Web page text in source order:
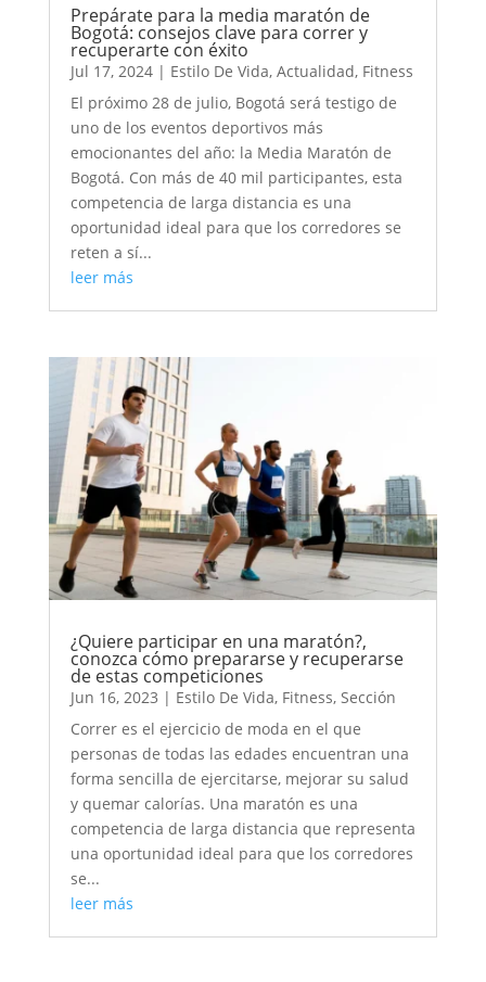
Prepárate para la media maratón de
Bogotá: consejos clave para correr y
recuperarte con éxito
Jul 17, 2024| Estilo De Vida, Actualidad, Fitness
El próximo 28 de julio, Bogotá será testigo de
uno de los eventos deportivos más
emocionantes del año: la Media Maratón de
Bogotá. Con más de 40 mil participantes, esta
competencia de larga distancia es una
oportunidad ideal para que los corredores se
reten a sí...
leer más
¿Quiere participar en una maratón?,
conozca cómo prepararse y recuperarse
de estas competiciones
Jun 16, 2023 | Estilo De Vida, Fitness, Sección
Correr es el ejercicio de moda en el que
personas de todas las edades encuentran una
forma sencilla de ejercitarse, mejorar su salud
y quemar calorías. Una maratón es una
competencia de larga distancia que representa
una oportunidad ideal para que los corredores
se...
leer más